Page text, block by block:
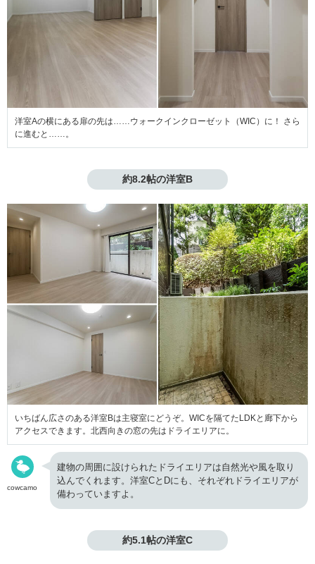
洋室Aの横にある扉の先は……ウォークインクローゼット（WIC）に！ さら
に進むと……。
約8.2帖の洋室B
いちばん広さのある洋室Bは主寝室にどうぞ。WICを隔てたLDKと廊下から
アクセスできます。北西向きの窓の先はドライエリアに。
cowcamo
建物の周囲に設けられたドライエリアは自然光や風を取り
込んでくれます。洋室CとDにも、それぞれドライエリアが
備わっていますよ。
約5.1帖の洋室C